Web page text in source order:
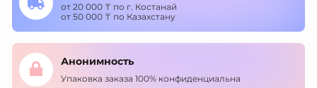
от 20 000 ₸ по г. Костанай
от 50 000 ₸ по Казахстану
Анонимность
Упаковка заказа 100% конфиденциальна